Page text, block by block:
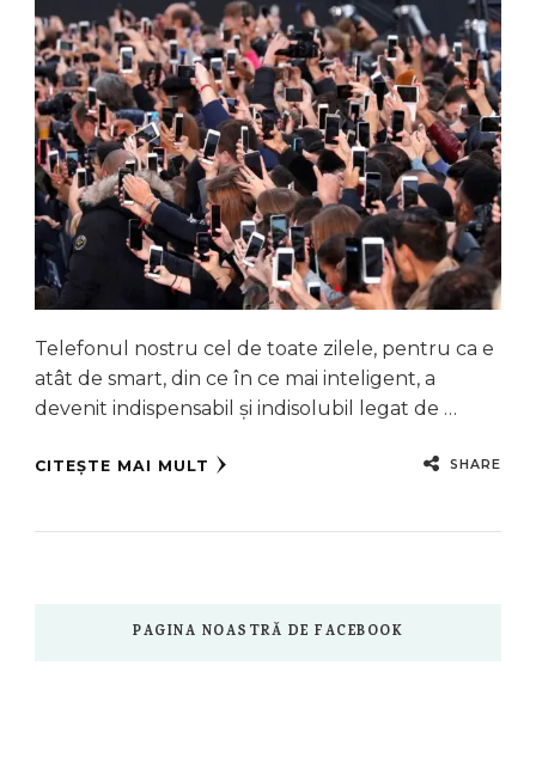
Telefonul nostru cel de toate zilele, pentru ca e
atât de smart, din ce în ce mai inteligent, a
devenit indispensabil și indisolubil legat de …
CITEȘTE MAI MULT SHARE
PAGINA NOASTRĂ DE FACEBOOK